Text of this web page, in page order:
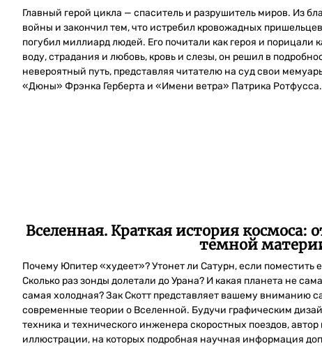
Главный герой цикла — спаситель и разрушитель миров. Из
войны и закончил тем, что истребил кровожадных
погубил миллиард людей. Его почитали как героя и порицали
воду, страдания и любовь, кровь и слезы, он решил в
невероятный путь, представляя читателю на суд свои
«Дюны» Фрэнка Герберта и «Имени ветра» Патрика Ротфусса.
Вселенная. Краткая история космоса:
темной
Почему Юпитер «худеет»? Утонет ли Сатурн, если поместить
Сколько раз зонды долетали до Урана? И какая планета не
самая холодная? Зак Скотт представляет вашему вниманию
современные теории о Вселенной. Будучи графическим
техника и технического инженера скоростных поездов,
иллюстрации, на которых подробная научная информация